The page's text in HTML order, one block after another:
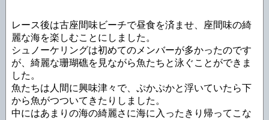
レース後は古座間味ビーチで昼食を済ませ、座間味の綺
麗な海を楽しむことにしました。
シュノーケリングは初めてのメンバーが多かったのです
が、綺麗な珊瑚礁を見ながら魚たちと泳ぐことができま
した。
魚たちは人間に興味津々で、ぷかぷかと浮いていたら下
から魚がつついてきたりしました。
中にはあまりの海の綺麗さに海に入ったきり帰ってこな